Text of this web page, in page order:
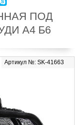
ПОД
А4 Б6
Артикул №: SK-41663